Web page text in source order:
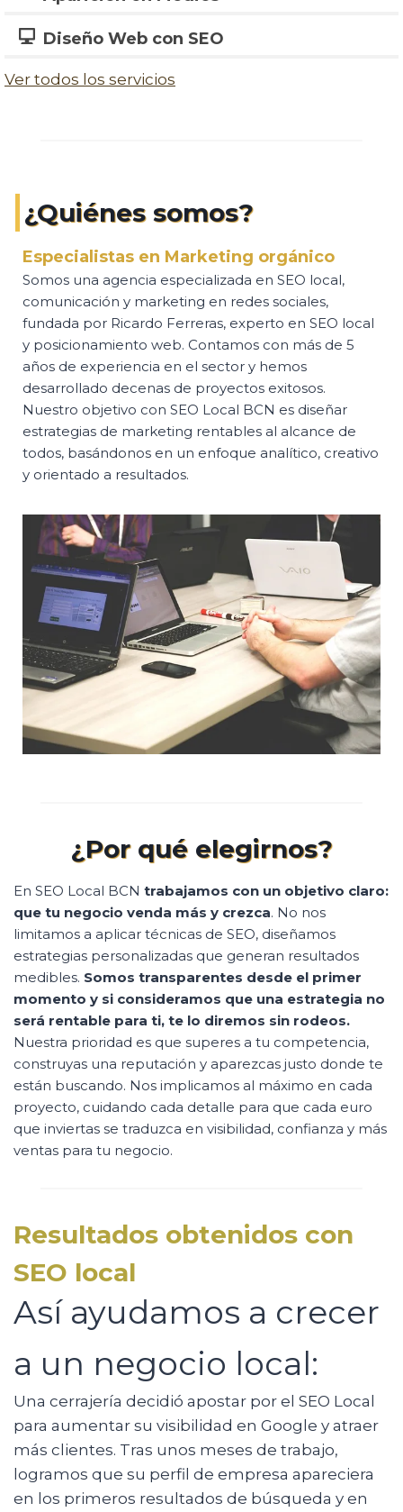
Diseño Web con SEO
Ver todos los servicios
¿Quiénes somos?
Especialistas en Marketing orgánico
Somos una agencia especializada en SEO local,
comunicación y marketing en redes sociales,
fundada por Ricardo Ferreras, experto en SEO local
y posicionamiento web. Contamos con más de 5
años de experiencia en el sector y hemos
desarrollado decenas de proyectos exitosos.
Nuestro objetivo con SEO Local BCN es diseñar
estrategias de marketing rentables al alcance de
todos, basándonos en un enfoque analítico, creativo
y orientado a resultados.
¿Por qué elegirnos?
En SEO Local BCN trabajamos con un objetivo claro:
que tu negocio venda más y crezca. No nos
limitamos a aplicar técnicas de SEO, diseñamos
estrategias personalizadas que generan resultados
medibles. Somos transparentes desde el primer
momento y si consideramos que una estrategia no
será rentable para ti, te lo diremos sin rodeos.
Nuestra prioridad es que superes a tu competencia,
construyas una reputación y aparezcas justo donde te
están buscando. Nos implicamos al máximo en cada
proyecto, cuidando cada detalle para que cada euro
que inviertas se traduzca en visibilidad, confianza y más
ventas para tu negocio.
Resultados obtenidos con
SEO local
Así ayudamos a crecer
a un negocio local:
Una cerrajería decidió apostar por el SEO Local
para aumentar su visibilidad en Google y atraer
más clientes. Tras unos meses de trabajo,
logramos que su perfil de empresa apareciera
en los primeros resultados de búsqueda y en